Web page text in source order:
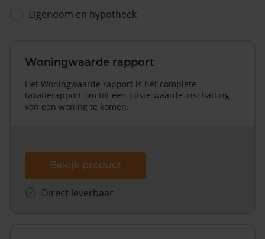
Eigendom en hypotheek
Woningwaarde rapport
Het Woningwaarde rapport is hét complete
taxatierapport om tot een juiste waarde inschatting
van een woning te komen.
Bekijk product
Direct leverbaar